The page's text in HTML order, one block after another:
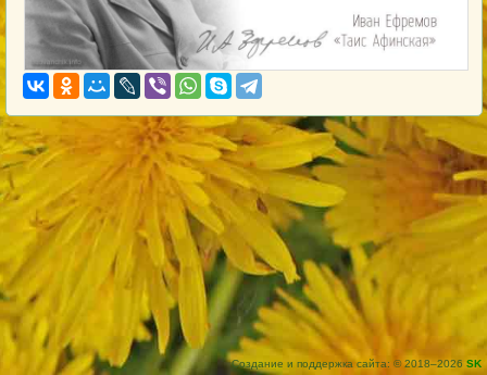
Создание и поддержка сайта: © 2018–2026 SK